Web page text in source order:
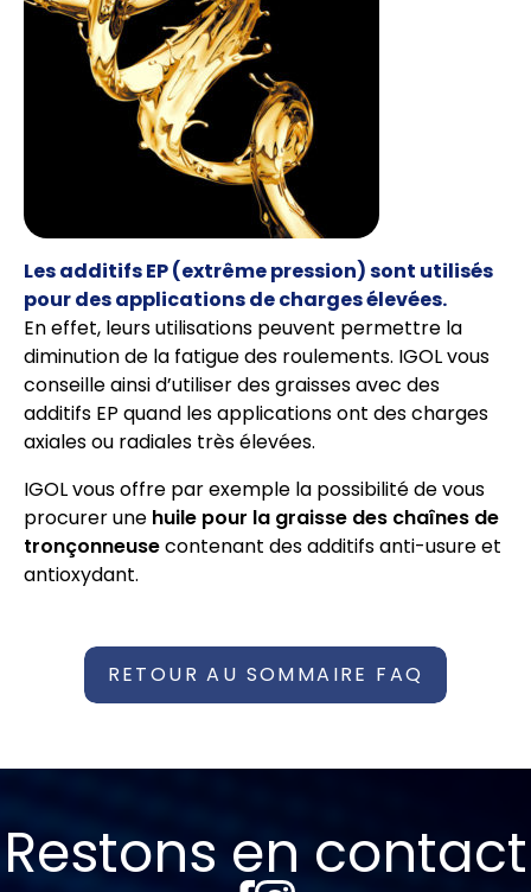
Les additifs EP (extrême pression) sont utilisés
pour des applications de charges élevées.
En effet, leurs utilisations peuvent permettre la
diminution de la fatigue des roulements. IGOL vous
conseille ainsi d’utiliser des graisses avec des
additifs EP quand les applications ont des charges
axiales ou radiales très élevées.
IGOL vous offre par exemple la possibilité de vous
procurer une huile pour la graisse des chaînes de
tronçonneusecontenant des additifs anti-usure et
antioxydant.
RETOUR AU SOMMAIRE FAQ
Restons en contact